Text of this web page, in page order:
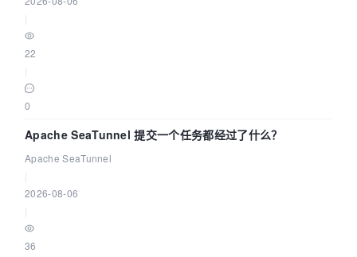
22
0
Apache SeaTunnel 提交一个任务都经过了什么？
Apache SeaTunnel
2026-08-06
36